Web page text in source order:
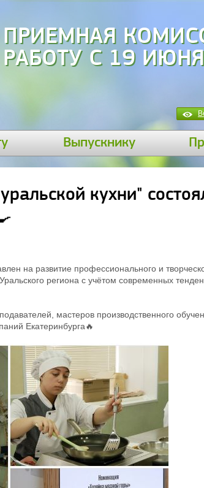
ПРИЕМНАЯ
РАБОТУ С 19
Выпускнику
кухни"
на развитие профессионального и
региона с учётом современных
мастеров производственного
Екатеринбурга🔥